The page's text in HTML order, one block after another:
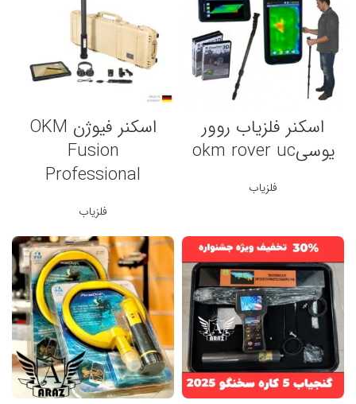
اسکنر فلزیاب روور
یوسیokm rover uc
فلزیاب
اسکنر فیوژن OKM
Fusion
Professional
فلزیاب